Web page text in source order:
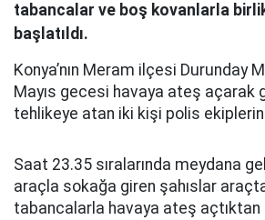
tabancalar ve boş kovanlarla
başlatıldı.
Konya’nın Meram ilçesi Durunday
Mayıs gecesi havaya ateş açarak
tehlikeye atan iki kişi polis
Saat 23.35 sıralarında meydana
araçla sokağa giren şahıslar
tabancalarla havaya ateş açtıktan